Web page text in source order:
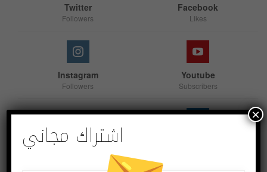
Facebook
Likes
Twitter
Followers
Youtube
Subscribers
Instagram
Followers
اشتراك مجاني
×